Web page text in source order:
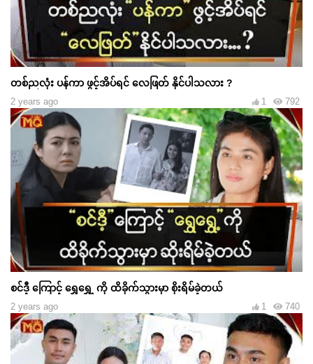
တစ်ညလုံး ပန်ကာ ဖွင့်အိပ်ရင် လေဖြတ် နိုင်ပါသလား ?
2 years ago 792
1
စင်ဒီ့ ကြောင့် ရွှေရွှေ့ ကို ထိခိုက်သွားမှာ စိုးရိမ်ခဲ့တယ်
2 years ago 740
1